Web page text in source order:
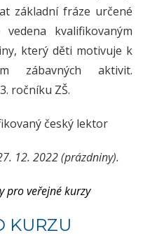
základní fráze určené
kvalifikovaným
který děti motivuje k
zábavných aktivit.
ročníku ZŠ.
český lektor
12. 2022 (prázdniny).
pro veřejné kurzy
KURZU